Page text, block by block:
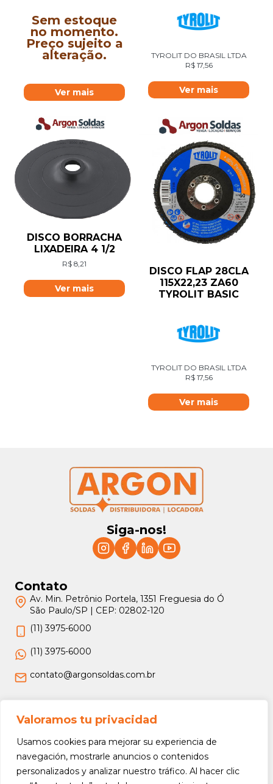
Valoramos tu privacidad
Usamos cookies para mejorar su experiencia de
navegación, mostrarle anuncios o contenidos
personalizados y analizar nuestro tráfico. Al hacer clic
Sem estoque
no momento.
Preço sujeito a
alteração.
Ver mais
TYROLIT DO BRASIL LTDA
R$17,56
Ver mais
DISCO BORRACHA
LIXADEIRA 4 1/2
R$ 8,21
Ver mais
DISCO FLAP 28CLA
115X22,23 ZA60
TYROLIT BASIC
TYROLIT DO BRASIL LTDA
R$17,56
Ver mais
Siga-nos!
Contato
Av. Min. Petrônio Portela, 1351 Freguesia do Ó
São Paulo/SP | CEP: 02802-120
(11) 3975-6000
(11) 3975-6000
contato@argonsoldas.com.br
Jurídico
Termos e Condições
Política de Privacidade
Política de Devolução e Reembolso